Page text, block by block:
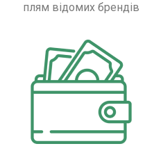
плям відомих брендів